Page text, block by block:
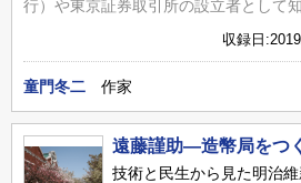
行）や東京証券取引所の設立者として
収録日
童門冬二 作家
遠藤謹助―造幣局をつ
技術と民生から見た明治